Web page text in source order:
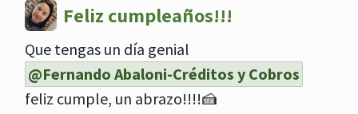
Feliz cumpleaños!!!
Que tengas un día genial
@Fernando Abaloni-Créditos y Cobros
feliz cumple, un abrazo!!!!🍰